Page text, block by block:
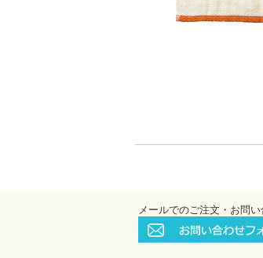
メールでのご注文・お問